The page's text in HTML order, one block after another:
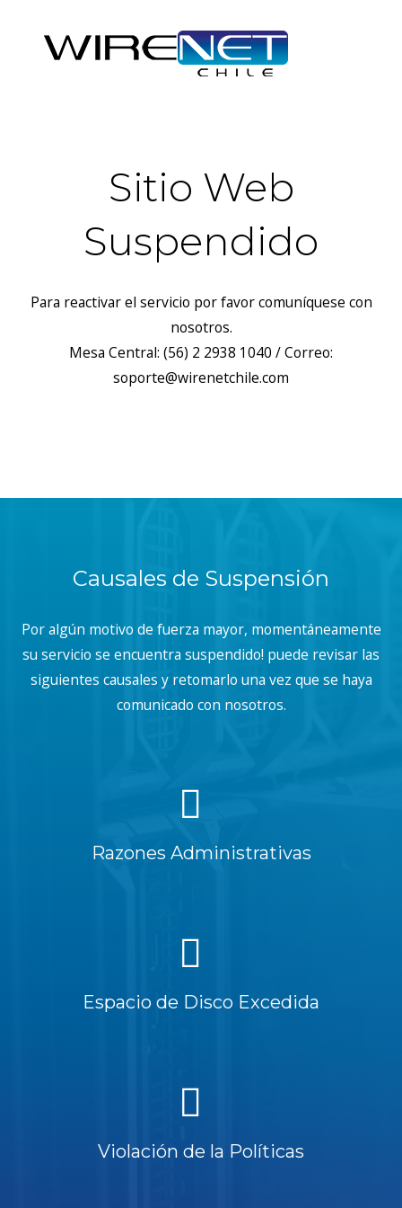
Sitio Web
Suspendido
Para reactivar el servicio por favor comuníquese con
nosotros.
Mesa Central: (56) 2 2938 1040 / Correo:
soporte@wirenetchile.com
Causales de Suspensión
Por algún motivo de fuerza mayor, momentáneamente
su servicio se encuentra suspendido! puede revisar las
siguientes causales y retomarlo una vez que se haya
comunicado con nosotros.
Razones Administrativas
Espacio de Disco Excedida
Violación de la Políticas